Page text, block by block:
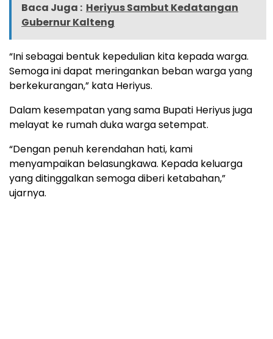
Baca Juga : Heriyus Sambut Kedatangan
Gubernur Kalteng
“Ini sebagai bentuk kepedulian kita kepada warga.
Semoga ini dapat meringankan beban warga yang
berkekurangan,” kata Heriyus.
Dalam kesempatan yang sama Bupati Heriyus juga
melayat ke rumah duka warga setempat.
“Dengan penuh kerendahan hati, kami
menyampaikan belasungkawa. Kepada keluarga
yang ditinggalkan semoga diberi ketabahan,”
ujarnya.